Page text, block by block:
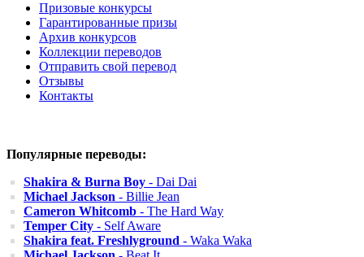
Призовые конкурсы
Гарантированные призы
Архив конкурсов
Коллекции переводов
Отправить свой перевод
Отзывы
Контакты
Популярные переводы:
Shakira & Burna Boy - Dai Dai
Michael Jackson - Billie Jean
Cameron Whitcomb - The Hard Way
Temper City - Self Aware
Shakira feat. Freshlyground - Waka Waka